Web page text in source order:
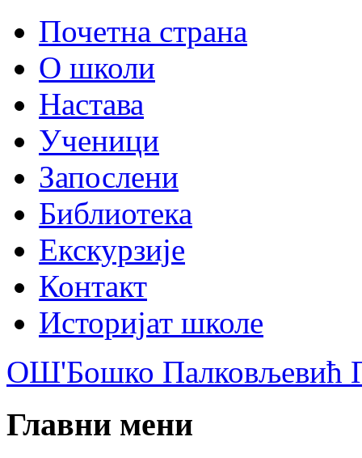
Почетна страна
О школи
Настава
Ученици
Запослени
Библиотека
Екскурзије
Контакт
Историјат школе
ОШ'Бошко Палковљевић
Главни мени